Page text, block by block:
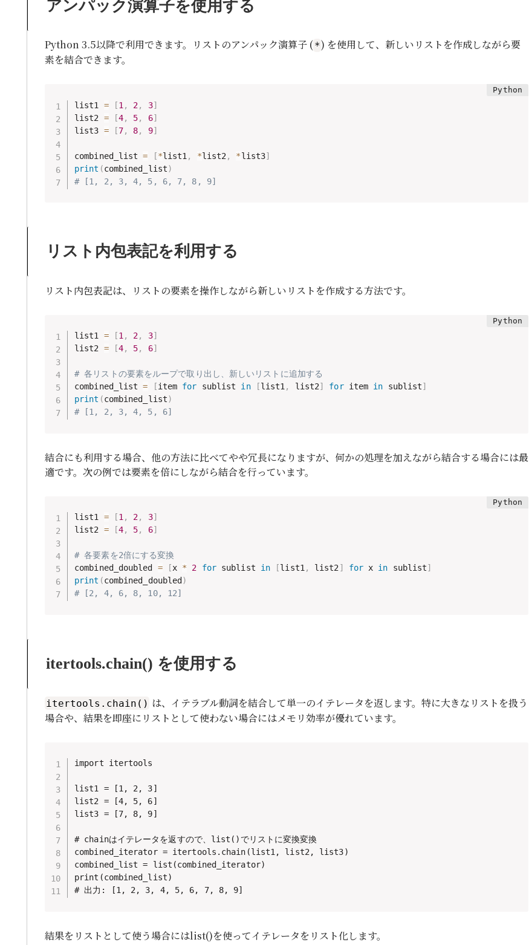
アンパック演算子を使用する
Python 3.5以降で利用できます。リストのアンパック演算子 (*) を使用して、新しいリストを作成しながら要
素を結合できます。
list1 = [1 , 2, 3]
list2 = [4, 5, 6]
list3 = [7, 8, 9]
combined_list = [*list1 , *list2 , *list3]
print (combined_list)
# [1, 2, 3, 4, 5, 6, 7, 8, 9]
リスト内包表記を利用する
リスト内包表記は、リストの要素を操作しながら新しいリストを作成する方法です。
list1 = [1, 2, 3]
list2 = [4, 5, 6]
# 各リストの要素をループで取り出し、新しいリストに追加する
combined_list = [item for sublist in [list1, list2] for item in sublist]
print (combined_list)
# [1, 2, 3, 4, 5, 6]
結合にも利用する場合、他の方法に比べてやや冗長になりますが、何かの処理を加えながら結合する場合には最
適です。次の例では要素を倍にしながら結合を行っています。
list1 = [1, 2, 3]
list2 = [4, 5, 6]
# 各要素を2倍にする変換
combined_doubled = [x * 2 for sublist in [list1, list2] for x in sublist]
print (combined_doubled )
# [2, 4, 6, 8, 10, 12]
itertools.chain() を使用する
itertools.chain() は、イテラブル動詞を結合して単一のイテレータを返します。特に大きなリストを扱う
場合や、結果を即座にリストとして使わない場合にはメモリ効率が優れています。
import itertools
list1 = [1, 2, 3]
list2 = [4, 5, 6]
list3 = [7, 8, 9]
# chainはイテレータを返すので、list()でリストに変換変換
combined_iterator = itertools.chain(list1, list2, list3)
combined_list = list(combined_iterator)
print(combined_list)
# 出力: [1, 2, 3, 4, 5, 6, 7, 8, 9]
結果をリストとして使う場合にはlist()を使ってイテレータをリスト化します。